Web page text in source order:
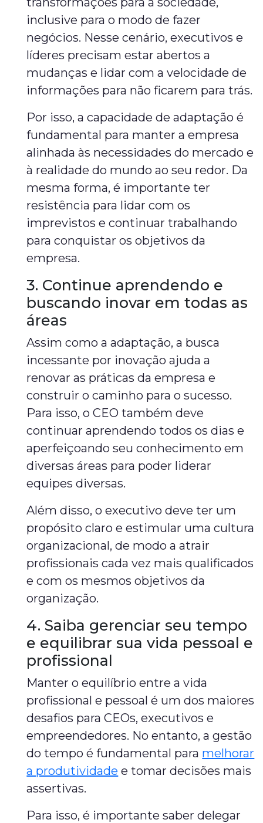
inclusive para o modo de fazer
negócios. Nesse cenário, executivos e
líderes precisam estar abertos a
mudanças e lidar com a velocidade de
informações para não ficarem para trás.
Por isso, a capacidade de adaptação é
fundamental para manter a empresa
alinhada às necessidades do mercado e
à realidade do mundo ao seu redor. Da
mesma forma, é importante ter
resistência para lidar com os
imprevistos e continuar trabalhando
para conquistar os objetivos da
empresa.
3. Continue aprendendo e
buscando inovar em todas as
áreas
Assim como a adaptação, a busca
incessante por inovação ajuda a
renovar as práticas da empresa e
construir o caminho para o sucesso.
Para isso, o CEO também deve
continuar aprendendo todos os dias e
aperfeiçoando seu conhecimento em
diversas áreas para poder liderar
equipes diversas.
Além disso, o executivo deve ter um
propósito claro e estimular uma cultura
organizacional, de modo a atrair
profissionais cada vez mais qualificados
e com os mesmos objetivos da
organização.
4. Saiba gerenciar seu tempo
e equilibrar sua vida pessoal e
profissional
Manter o equilíbrio entre a vida
profissional e pessoal é um dos maiores
desafios para CEOs, executivos e
empreendedores. No entanto, a gestão
do tempo é fundamental para melhorar
a produtividade e tomar decisões mais
assertivas.
Para isso, é importante saber delegar